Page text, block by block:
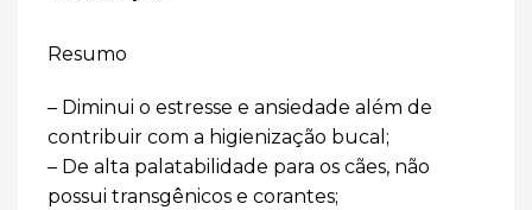
Resumo
– Diminui o estresse e ansiedade além de
contribuir com a higienização bucal;
– De alta palatabilidade para os cães, não
possui transgênicos e corantes;